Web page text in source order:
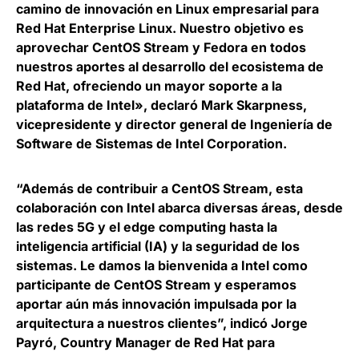
camino de innovación en Linux empresarial para
Red Hat Enterprise Linux. Nuestro objetivo es
aprovechar CentOS Stream y Fedora en todos
nuestros aportes al desarrollo del ecosistema de
Red Hat, ofreciendo un mayor soporte a la
plataforma de Intel», declaró Mark Skarpness,
vicepresidente y director general de Ingeniería de
Software de Sistemas de Intel Corporation.
“Además de contribuir a CentOS Stream, esta
colaboración con Intel abarca diversas áreas, desde
las redes 5G y el edge computing hasta la
inteligencia artificial (IA) y la seguridad de los
sistemas. Le damos la bienvenida a Intel como
participante de CentOS Stream y esperamos
aportar aún más innovación impulsada por la
arquitectura a nuestros clientes”, indicó Jorge
Payró, Country Manager de Red Hat para